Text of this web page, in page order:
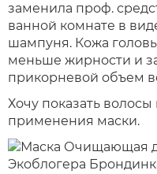
заменила проф.
ванной комнате в
шампуня. Кожа
меньше жирности и
прикорневой объем
Хочу показать
применения маски.